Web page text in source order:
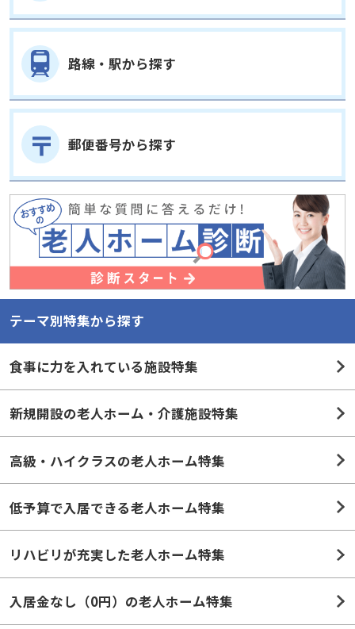
路線・駅から探す
郵便番号から探す
テーマ別特集から探す
食事に力を入れている施設特集
新規開設の老人ホーム・介護施設特集
高級・ハイクラスの老人ホーム特集
低予算で入居できる老人ホーム特集
リハビリが充実した老人ホーム特集
入居金なし（0円）の老人ホーム特集
夫婦部屋のある老人ホーム・施設特集